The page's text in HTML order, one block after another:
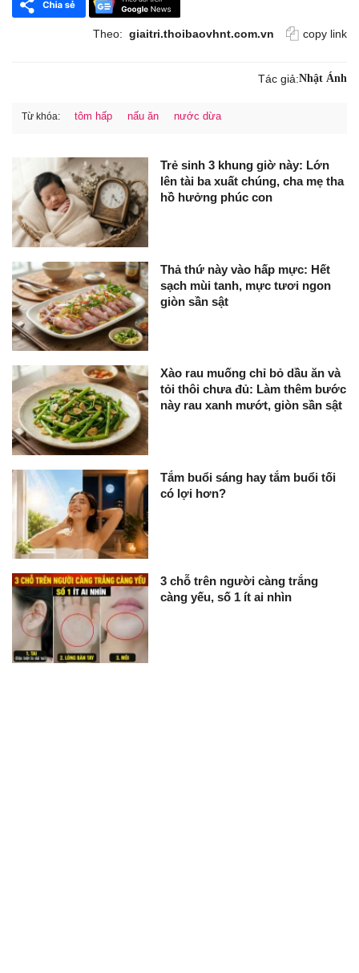
Theo: giaitri.thoibaovhnt.com.vn copy link
Tác giả:Nhật Ánh
Từ khóa: tôm hấp nấu ăn nước dừa
Trẻ sinh 3 khung giờ này: Lớn
lên tài ba xuất chúng, cha mẹ tha
hồ hưởng phúc con
Thả thứ này vào hấp mực: Hết
sạch mùi tanh, mực tươi ngon
giòn sần sật
Xào rau muống chỉ bỏ dầu ăn và
tỏi thôi chưa đủ: Làm thêm bước
này rau xanh mướt, giòn sần sật
Tắm buổi sáng hay tắm buổi tối
có lợi hơn?
3 chỗ trên người càng trắng
càng yếu, số 1 ít ai nhìn